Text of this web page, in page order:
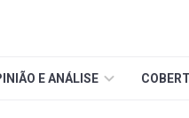
E ANÁLISE